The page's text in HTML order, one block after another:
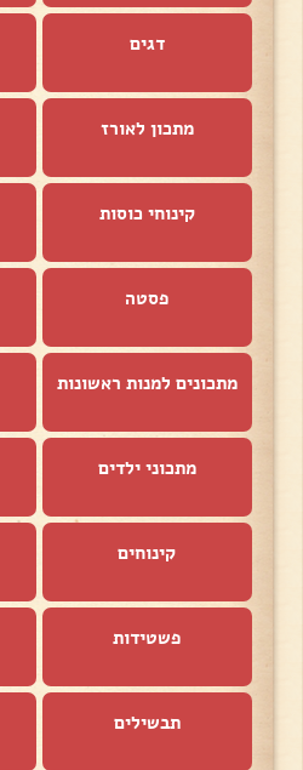
דגים
מתכון לאורז
קינוחי כוסות
פסטה
מתכונים למנות ראשונות
מתכוני ילדים
קינוחים
פשטידות
תבשילים